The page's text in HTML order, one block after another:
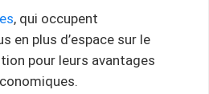
, qui occupent
en plus d’espace sur le
pour leurs avantages